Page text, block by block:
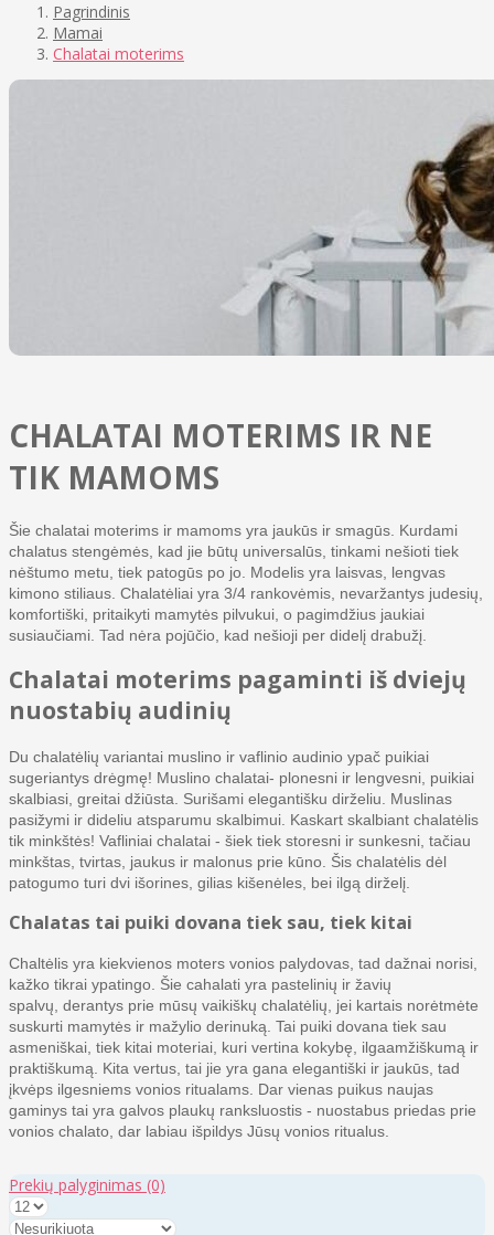
Pagrindinis
Mamai
Chalatai moterims
CHALATAI MOTERIMS IR NE
TIK MAMOMS
Šie chalatai moterims ir mamoms yra jaukūs ir smagūs. Kurdami
chalatus stengėmės, kad jie būtų universalūs, tinkami nešioti tiek
nėštumo metu, tiek patogūs po jo. Modelis yra laisvas, lengvas
kimono stiliaus. Chalatėliai yra 3/4 rankovėmis, nevaržantys judesių,
komfortiški, pritaikyti mamytės pilvukui, o pagimdžius jaukiai
susiaučiami. Tad nėra pojūčio, kad nešioji per didelį drabužį.
Chalatai moterims pagaminti iš dviejų
nuostabių audinių
Du chalatėlių variantai muslino ir vaflinio audinio ypač puikiai
sugeriantys drėgmę! Muslino chalatai- plonesni ir lengvesni, puikiai
skalbiasi, greitai džiūsta. Surišami elegantišku dirželiu. Muslinas
pasižymi ir dideliu atsparumu skalbimui. Kaskart skalbiant chalatėlis
tik minkštės! Vafliniai chalatai - šiek tiek storesni ir sunkesni, tačiau
minkštas, tvirtas, jaukus ir malonus prie kūno. Šis chalatėlis dėl
patogumo turi dvi išorines, gilias kišenėles, bei ilgą dirželį.
Chalatas tai puiki dovana tiek sau, tiek kitai
Chaltėlis yra kiekvienos moters vonios palydovas, tad dažnai norisi,
kažko tikrai ypatingo. Šie cahalati yra pastelinių ir žavių
spalvų, derantys prie mūsų vaikiškų chalatėlių, jei kartais norėtmėte
suskurti mamytės ir mažylio derinuką. Tai puiki dovana tiek sau
asmeniškai, tiek kitai moteriai, kuri vertina kokybę, ilgaamžiškumą ir
praktiškumą. Kita vertus, tai jie yra gana elegantiški ir jaukūs, tad
įkvėps ilgesniems vonios ritualams. Dar vienas puikus naujas
gaminys tai yra galvos plaukų ranksluostis - nuostabus priedas prie
vonios chalato, dar labiau išpildys Jūsų vonios ritualus.
Prekių palyginimas (0)